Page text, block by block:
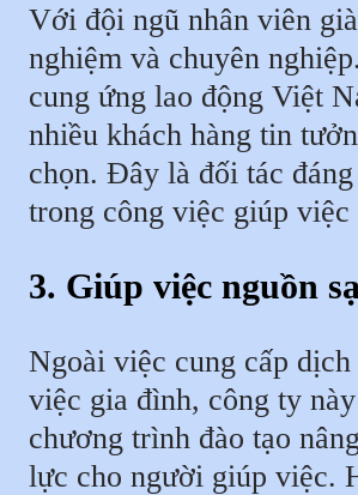
Với đội ngũ nhân viên
nghiệm và chuyên
cung ứng lao động Việt
nhiều khách hàng tin
chọn. Đây là đối tác
trong công việc giúp việc
3. Giúp việc nguồn
Ngoài việc cung cấp
việc gia đình, công ty
chương trình đào tạo
lực cho người giúp việc.